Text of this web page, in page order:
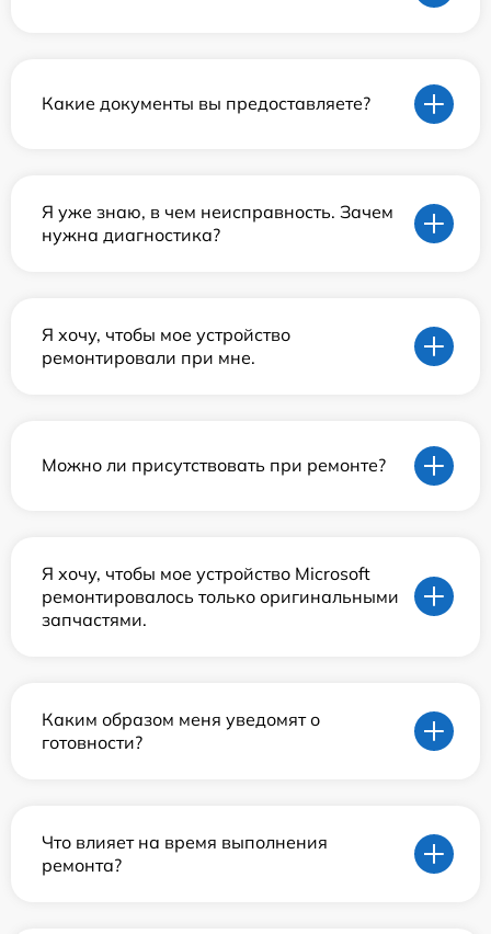
Какие документы вы предоставляете?
Я уже знаю, в чем неисправность. Зачем
нужна диагностика?
Я хочу, чтобы мое устройство
ремонтировали при мне.
Можно ли присутствовать при ремонте?
Я хочу, чтобы мое устройство Microsoft
ремонтировалось только оригинальными
запчастями.
Каким образом меня уведомят о
готовности?
Что влияет на время выполнения
ремонта?